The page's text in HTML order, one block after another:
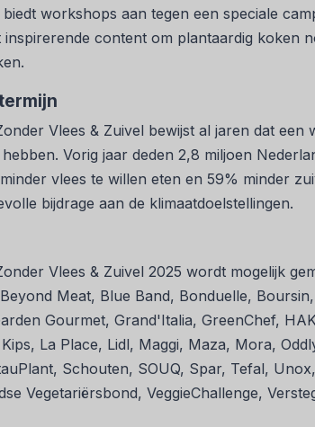
workshops aan tegen een speciale
content om plantaardig koken
Vlees & Zuivel bewijst al jaren dat een
Vorig jaar deden 2,8 miljoen
vlees te willen eten en 59% minder
bijdrage aan de klimaatdoelstellingen.
Vlees & Zuivel 2025 wordt mogelijk
Meat, Blue Band, Bonduelle,
Gourmet, Grand'Italia, GreenChef,
La Place, Lidl, Maggi, Maza, Mora,
Schouten, SOUQ, Spar, Tefal,
Vegetariërsbond, VeggieChallenge,